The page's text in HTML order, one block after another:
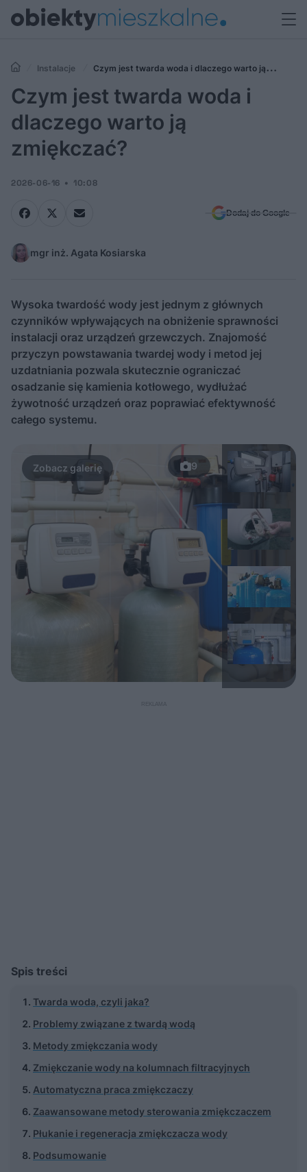
Instalacje
Czym jest twarda woda i dlaczego warto ją
zmiękczać?
Czym jest twarda woda i
dlaczego warto ją
zmiękczać?
2026-06-16 10:08
Dodaj do Google
mgr inż. Agata Kosiarska
Wysoka twardość wody jest jednym z głównych
czynników wpływających na obniżenie sprawności
instalacji oraz urządzeń grzewczych. Znajomość
przyczyn powstawania twardej wody i metod jej
uzdatniania pozwala skutecznie ograniczać
osadzanie się kamienia kotłowego, wydłużać
żywotność urządzeń oraz poprawiać efektywność
całego systemu.
9
Spis treści
Twarda woda, czyli jaka?
Problemy związane z twardą wodą
Metody zmiękczania wody
Zmiękczanie wody na kolumnach filtracyjnych
Automatyczna praca zmiękczaczy
Zaawansowane metody sterowania zmiękczaczem
Płukanie i regeneracja zmiękczacza wody
Podsumowanie